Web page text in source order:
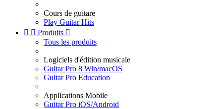
Cours de guitare
Play Guitar Hits
  Produits 
Tous les produits
Logiciels d'édition musicale
Guitar Pro 8 Win/macOS
Guitar Pro Education
Applications Mobile
Guitar Pro iOS/Android